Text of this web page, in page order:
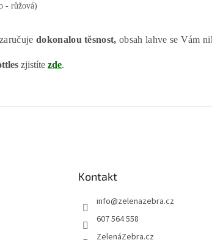
- růžová)
dokonalou těsnost, obsah lahve se Vám
zjistíte zde.
Kontakt
info@zelenazebra.cz
607 564 558
ZelenáZebra.cz